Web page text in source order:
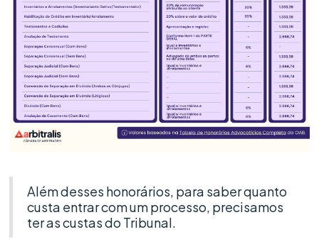
Além desses honorários, para saber quanto
custa entrar com um processo, precisamos
ter as custas do Tribunal.